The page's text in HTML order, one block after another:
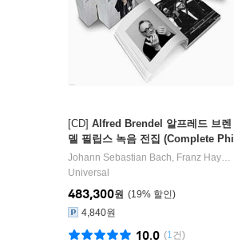
[CD] Alfred Brendel 알프레드 브렌
델 필립스 녹음 전집 (Complete Phi
lips Recordings) [박스세트]
Johann Sebastian Bach, Franz Haydn
Universal
19%
483,300원
4,840원
(1건)
10.0